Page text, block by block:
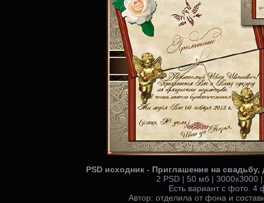
PSD исходник - Приглашение на
2 PSD | 50 мб | 3000х3000
Есть вариант с фото. 4
Автор: отделила от фона и